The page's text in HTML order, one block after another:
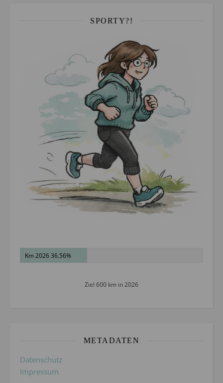
SPORTY?!
Km 2026 36.56%
Ziel 600 km in 2026
METADATEN
Datenschutz
Impressum